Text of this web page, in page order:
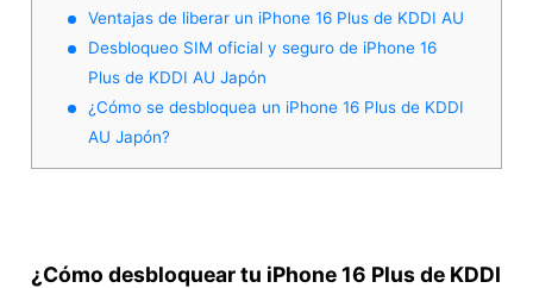
Ventajas de liberar un iPhone 16 Plus de KDDI AU
Desbloqueo SIM oficial y seguro de iPhone 16
Plus de KDDI AU Japón
¿Cómo se desbloquea un iPhone 16 Plus de KDDI
AU Japón?
¿Cómo desbloquear tu iPhone 16 Plus de KDDI